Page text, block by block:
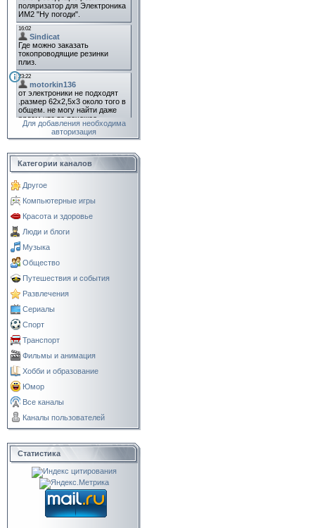
Для добавления необходима
авторизация
Категории каналов
Другое
Компьютерные игры
Красота и здоровье
Люди и блоги
Музыка
Общество
Путешествия и события
Развлечения
Сериалы
Спорт
Транспорт
Фильмы и анимация
Хобби и образование
Юмор
Все каналы
Каналы пользователей
Статистика